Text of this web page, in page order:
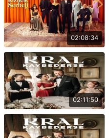
02:08:34
02:11:50